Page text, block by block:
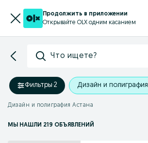
Продолжить в приложении
Открывайте OLX одним касанием
Что ищете?
Фильтры·2 Дизайн и полиграфия
Дизайн и полиграфия Астана
МЫ НАШЛИ 219 ОБЪЯВЛЕНИЙ